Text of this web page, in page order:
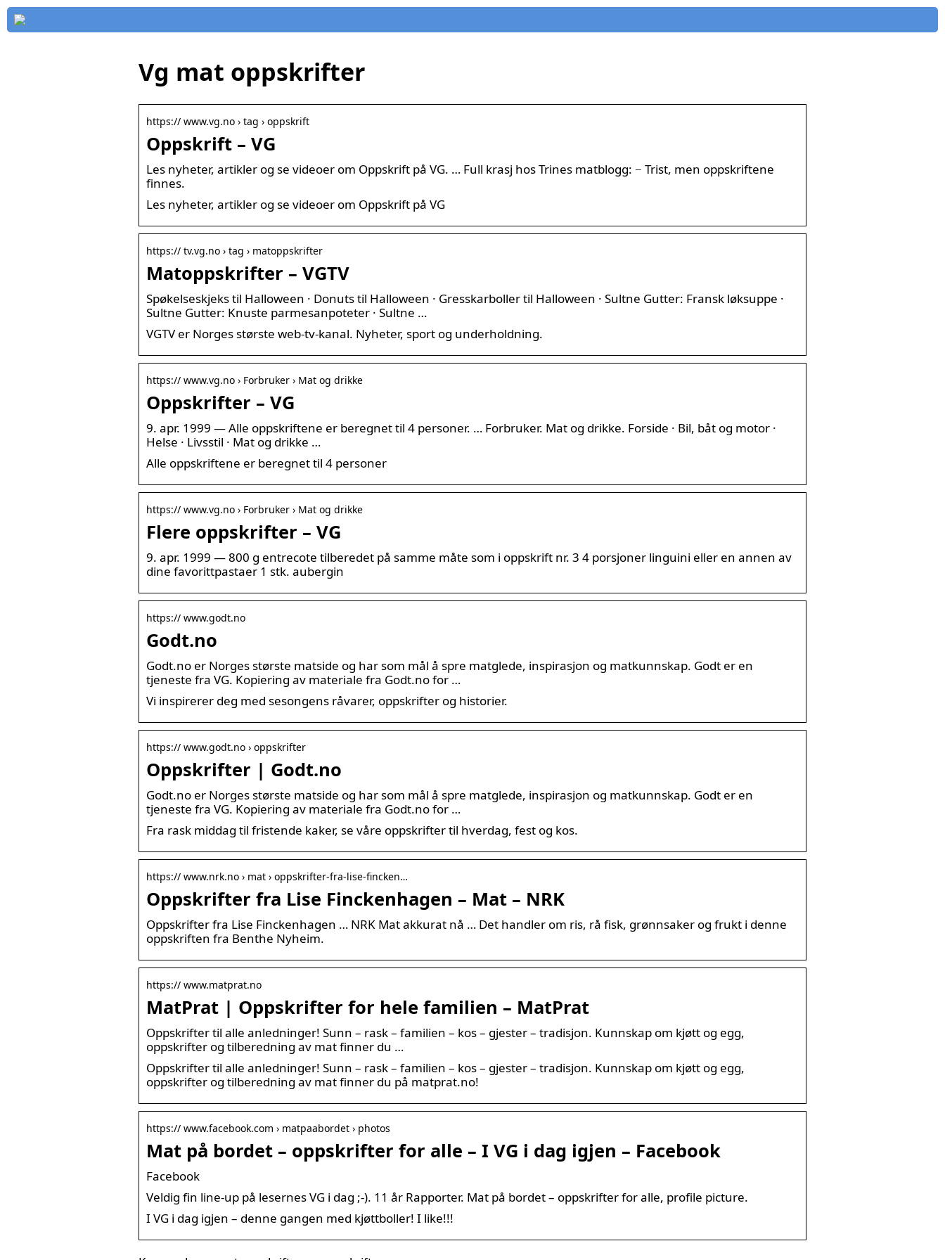
Vg mat oppskrifter
https:// www.vg.no › tag › oppskrift
Oppskrift – VG
Les nyheter, artikler og se videoer om Oppskrift på VG. … Full krasj hos Trines matblogg: − Trist, men oppskriftene
finnes.
Les nyheter, artikler og se videoer om Oppskrift på VG
https:// tv.vg.no › tag › matoppskrifter
Matoppskrifter – VGTV
Spøkelseskjeks til Halloween · Donuts til Halloween · Gresskarboller til Halloween · Sultne Gutter: Fransk løksuppe ·
Sultne Gutter: Knuste parmesanpoteter · Sultne …
VGTV er Norges største web-tv-kanal. Nyheter, sport og underholdning.
https:// www.vg.no › Forbruker › Mat og drikke
Oppskrifter – VG
9. apr. 1999 — Alle oppskriftene er beregnet til 4 personer. … Forbruker. Mat og drikke. Forside · Bil, båt og motor ·
Helse · Livsstil · Mat og drikke …
Alle oppskriftene er beregnet til 4 personer
https:// www.vg.no › Forbruker › Mat og drikke
Flere oppskrifter – VG
9. apr. 1999 — 800 g entrecote tilberedet på samme måte som i oppskrift nr. 3 4 porsjoner linguini eller en annen av
dine favorittpastaer 1 stk. aubergin
https:// www.godt.no
Godt.no
Godt.no er Norges største matside og har som mål å spre matglede, inspirasjon og matkunnskap. Godt er en
tjeneste fra VG. Kopiering av materiale fra Godt.no for …
Vi inspirerer deg med sesongens råvarer, oppskrifter og historier.
https:// www.godt.no › oppskrifter
Oppskrifter | Godt.no
Godt.no er Norges største matside og har som mål å spre matglede, inspirasjon og matkunnskap. Godt er en
tjeneste fra VG. Kopiering av materiale fra Godt.no for …
Fra rask middag til fristende kaker, se våre oppskrifter til hverdag, fest og kos.
https:// www.nrk.no › mat › oppskrifter-fra-lise-fincken…
Oppskrifter fra Lise Finckenhagen – Mat – NRK
Oppskrifter fra Lise Finckenhagen … NRK Mat akkurat nå … Det handler om ris, rå fisk, grønnsaker og frukt i denne
oppskriften fra Benthe Nyheim.
https:// www.matprat.no
MatPrat | Oppskrifter for hele familien – MatPrat
Oppskrifter til alle anledninger! Sunn – rask – familien – kos – gjester – tradisjon. Kunnskap om kjøtt og egg,
oppskrifter og tilberedning av mat finner du …
Oppskrifter til alle anledninger! Sunn – rask – familien – kos – gjester – tradisjon. Kunnskap om kjøtt og egg,
oppskrifter og tilberedning av mat finner du på matprat.no!
https:// www.facebook.com › matpaabordet › photos
Mat på bordet – oppskrifter for alle – I VG i dag igjen – Facebook
Facebook
Veldig fin line-up på lesernes VG i dag ;-). 11 år Rapporter. Mat på bordet – oppskrifter for alle, profile picture.
I VG i dag igjen – denne gangen med kjøttboller! I like!!!